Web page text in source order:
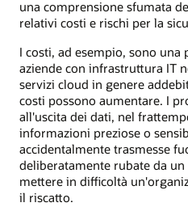
una comprensione sfumata
relativi costi e rischi per la
I costi, ad esempio, sono una
aziende con infrastruttura IT
servizi cloud in genere
costi possono aumentare. I
all'uscita dei dati, nel
informazioni preziose o
accidentalmente trasmesse
deliberatamente rubate da
mettere in difficoltà
il riscatto.